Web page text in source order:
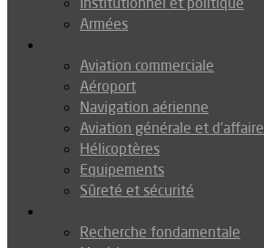
Armées
Aviation commerciale
Aéroport
Navigation aérienne
Aviation générale et d’affaire
Hélicoptères
Equipements
Sûreté et sécurité
Recherche fondamentale